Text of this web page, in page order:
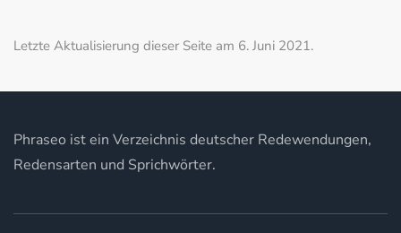
Letzte Aktualisierung dieser Seite am 6. Juni 2021.
Phraseo ist ein Verzeichnis deutscher Redewendungen,
Redensarten und Sprichwörter.